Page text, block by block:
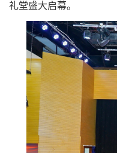
礼堂盛大启幕。